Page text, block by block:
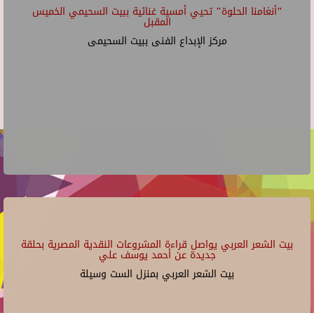
"أنغامنا الحلوة" تحيي أمسية غنائية ببيت السحيمي الخميس
المقبل
مركز الإبداع الفنى ببيت السحيمى
بيت الشعر العربي يواصل قراءة المشروعات النقدية المصرية بحلقة
جديدة عن أحمد يوسف علي
بيت الشعر العربي بمنزل الست وسيلة